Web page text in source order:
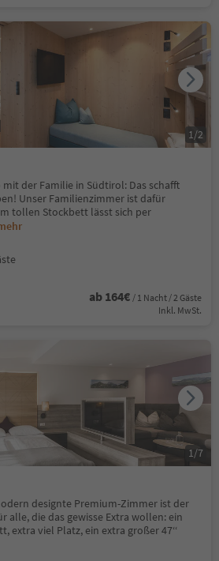
mit der Familie in Südtirol: Das schafft
Unser Familienzimmer ist dafür
tollen Stockbett lässt sich per
ab 164€ / 1 Nacht / 2 Gäste
Inkl. MwSt.
1 /2
designte Premium-Zimmer ist der
alle, die das gewisse Extra wollen: ein
extra viel Platz, ein extra großer 47‘‘
1 /7